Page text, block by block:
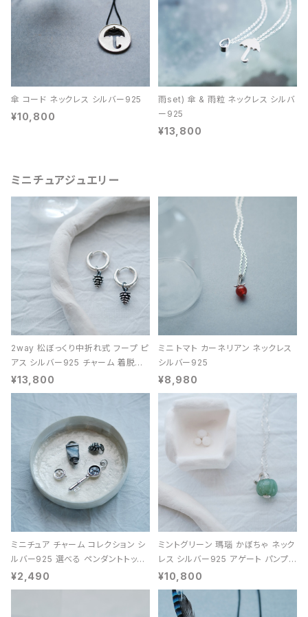
傘 コード ネックレス シルバー925
¥10,800
雨set) 傘 & 雨粒 ネックレス シルバ
ー925
¥13,800
ミニチュアジュエリー
2way 松ぼっくり中折れ式 フープ ピ
アス シルバー925 チャーム 着脱可
能 レディース ユニセックス
¥13,800
ミニ トマト カーネリアン ネックレス
シルバー925
¥8,980
ミニチュア チャーム コレクション シ
ルバー925 選べる ペンダントトップ
レディース ユニセックス
¥2,490
ミントグリーン 瑪瑙 かぼちゃ ネック
レス シルバー925 アゲート パンプキ
ン 天然石 レディース
¥10,800